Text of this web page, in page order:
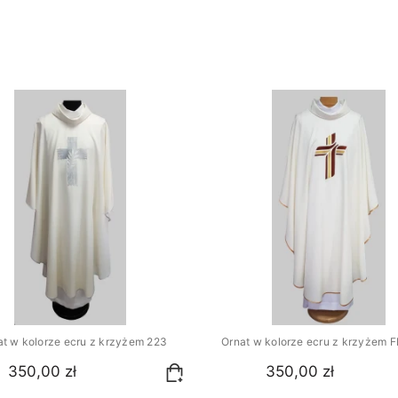
100% bawełny
amarantowym
zł
w kolorze ecru z krzyżem 223
350,00 zł
Ornat w kolorze ecru z krzyżem
350,00 zł